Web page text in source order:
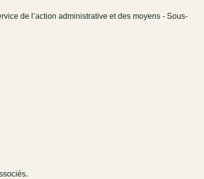
de l’action administrative et des moyens - Sous-